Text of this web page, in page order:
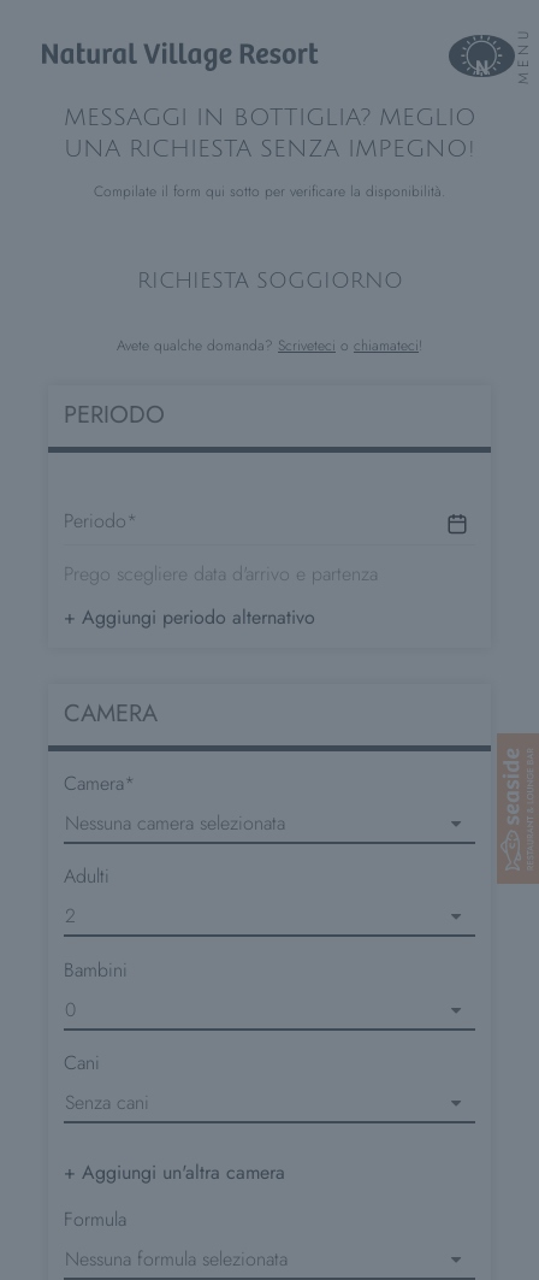
MENU
MESSAGGI IN BOTTIGLIA? MEGLIO
UNA RICHIESTA SENZA IMPEGNO!
Compilate il form qui sotto per verificare la disponibilità.
RICHIESTA SOGGIORNO
Avete qualche domanda? Scriveteci o chiamateci!
PERIODO
Periodo
Prego scegliere data d'arrivo e partenza
+ Aggiungi periodo alternativo
CAMERA
Camera
Adulti
Bambini
Cani
+ Aggiungi un'altra camera
Formula